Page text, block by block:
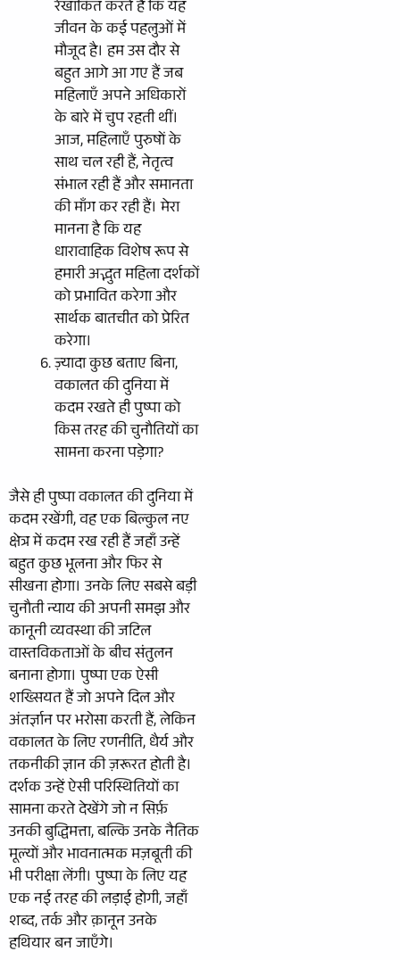
रेखांकित करते हैं कि यह
जीवन के कई पहलुओं में
मौजूद है। हम उस दौर से
बहुत आगे आ गए हैं जब
महिलाएँ अपने अधिकारों
के बारे में चुप रहती थीं।
आज, महिलाएँ पुरुषों के
साथ चल रही हैं, नेतृत्व
संभाल रही हैं और समानता
की माँग कर रही हैं। मेरा
मानना है कि यह
धारावाहिक विशेष रूप से
हमारी अद्भुत महिला दर्शकों
को प्रभावित करेगा और
सार्थक बातचीत को प्रेरित
करेगा।
ज़्यादा कुछ बताए बिना,
वकालत की दुनिया में
कदम रखते ही पुष्पा को
किस तरह की चुनौतियों का
सामना करना पड़ेगा?
जैसे ही पुष्पा वकालत की दुनिया में
कदम रखेंगी, वह एक बिल्कुल नए
क्षेत्र में कदम रख रही हैं जहाँ उन्हें
बहुत कुछ भूलना और फिर से
सीखना होगा। उनके लिए सबसे बड़ी
चुनौती न्याय की अपनी समझ और
कानूनी व्यवस्था की जटिल
वास्तविकताओं के बीच संतुलन
बनाना होगा। पुष्पा एक ऐसी
शख्सियत हैं जो अपने दिल और
अंतर्ज्ञान पर भरोसा करती हैं, लेकिन
वकालत के लिए रणनीति, धैर्य और
तकनीकी ज्ञान की ज़रूरत होती है।
दर्शक उन्हें ऐसी परिस्थितियों का
सामना करते देखेंगे जो न सिर्फ़
उनकी बुद्धिमत्ता, बल्कि उनके नैतिक
मूल्यों और भावनात्मक मज़बूती की
भी परीक्षा लेंगी। पुष्पा के लिए यह
एक नई तरह की लड़ाई होगी, जहाँ
शब्द, तर्क और क़ानून उनके
हथियार बन जाएँगे।